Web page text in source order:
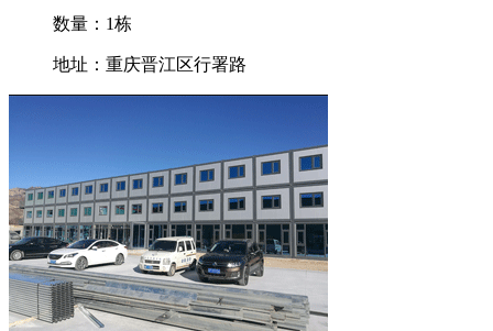
数量：1栋
地址：重庆晋江区行署路